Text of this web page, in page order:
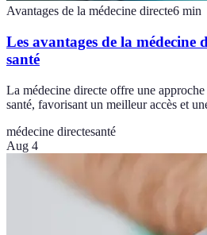
Avantages de la médecine directe6 min
Les avantages de la médecine
santé
La médecine directe offre une
santé, favorisant un meilleur accès et
médecine directesanté
Aug 4